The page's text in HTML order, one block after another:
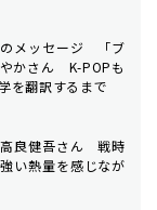
のメッセージ 「ブ
かさん K-POPも
を翻訳するまで
高良健吾さん 戦時
い熱量を感じなが